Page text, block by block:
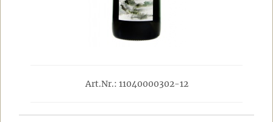
Art.Nr.: 11040000302-12